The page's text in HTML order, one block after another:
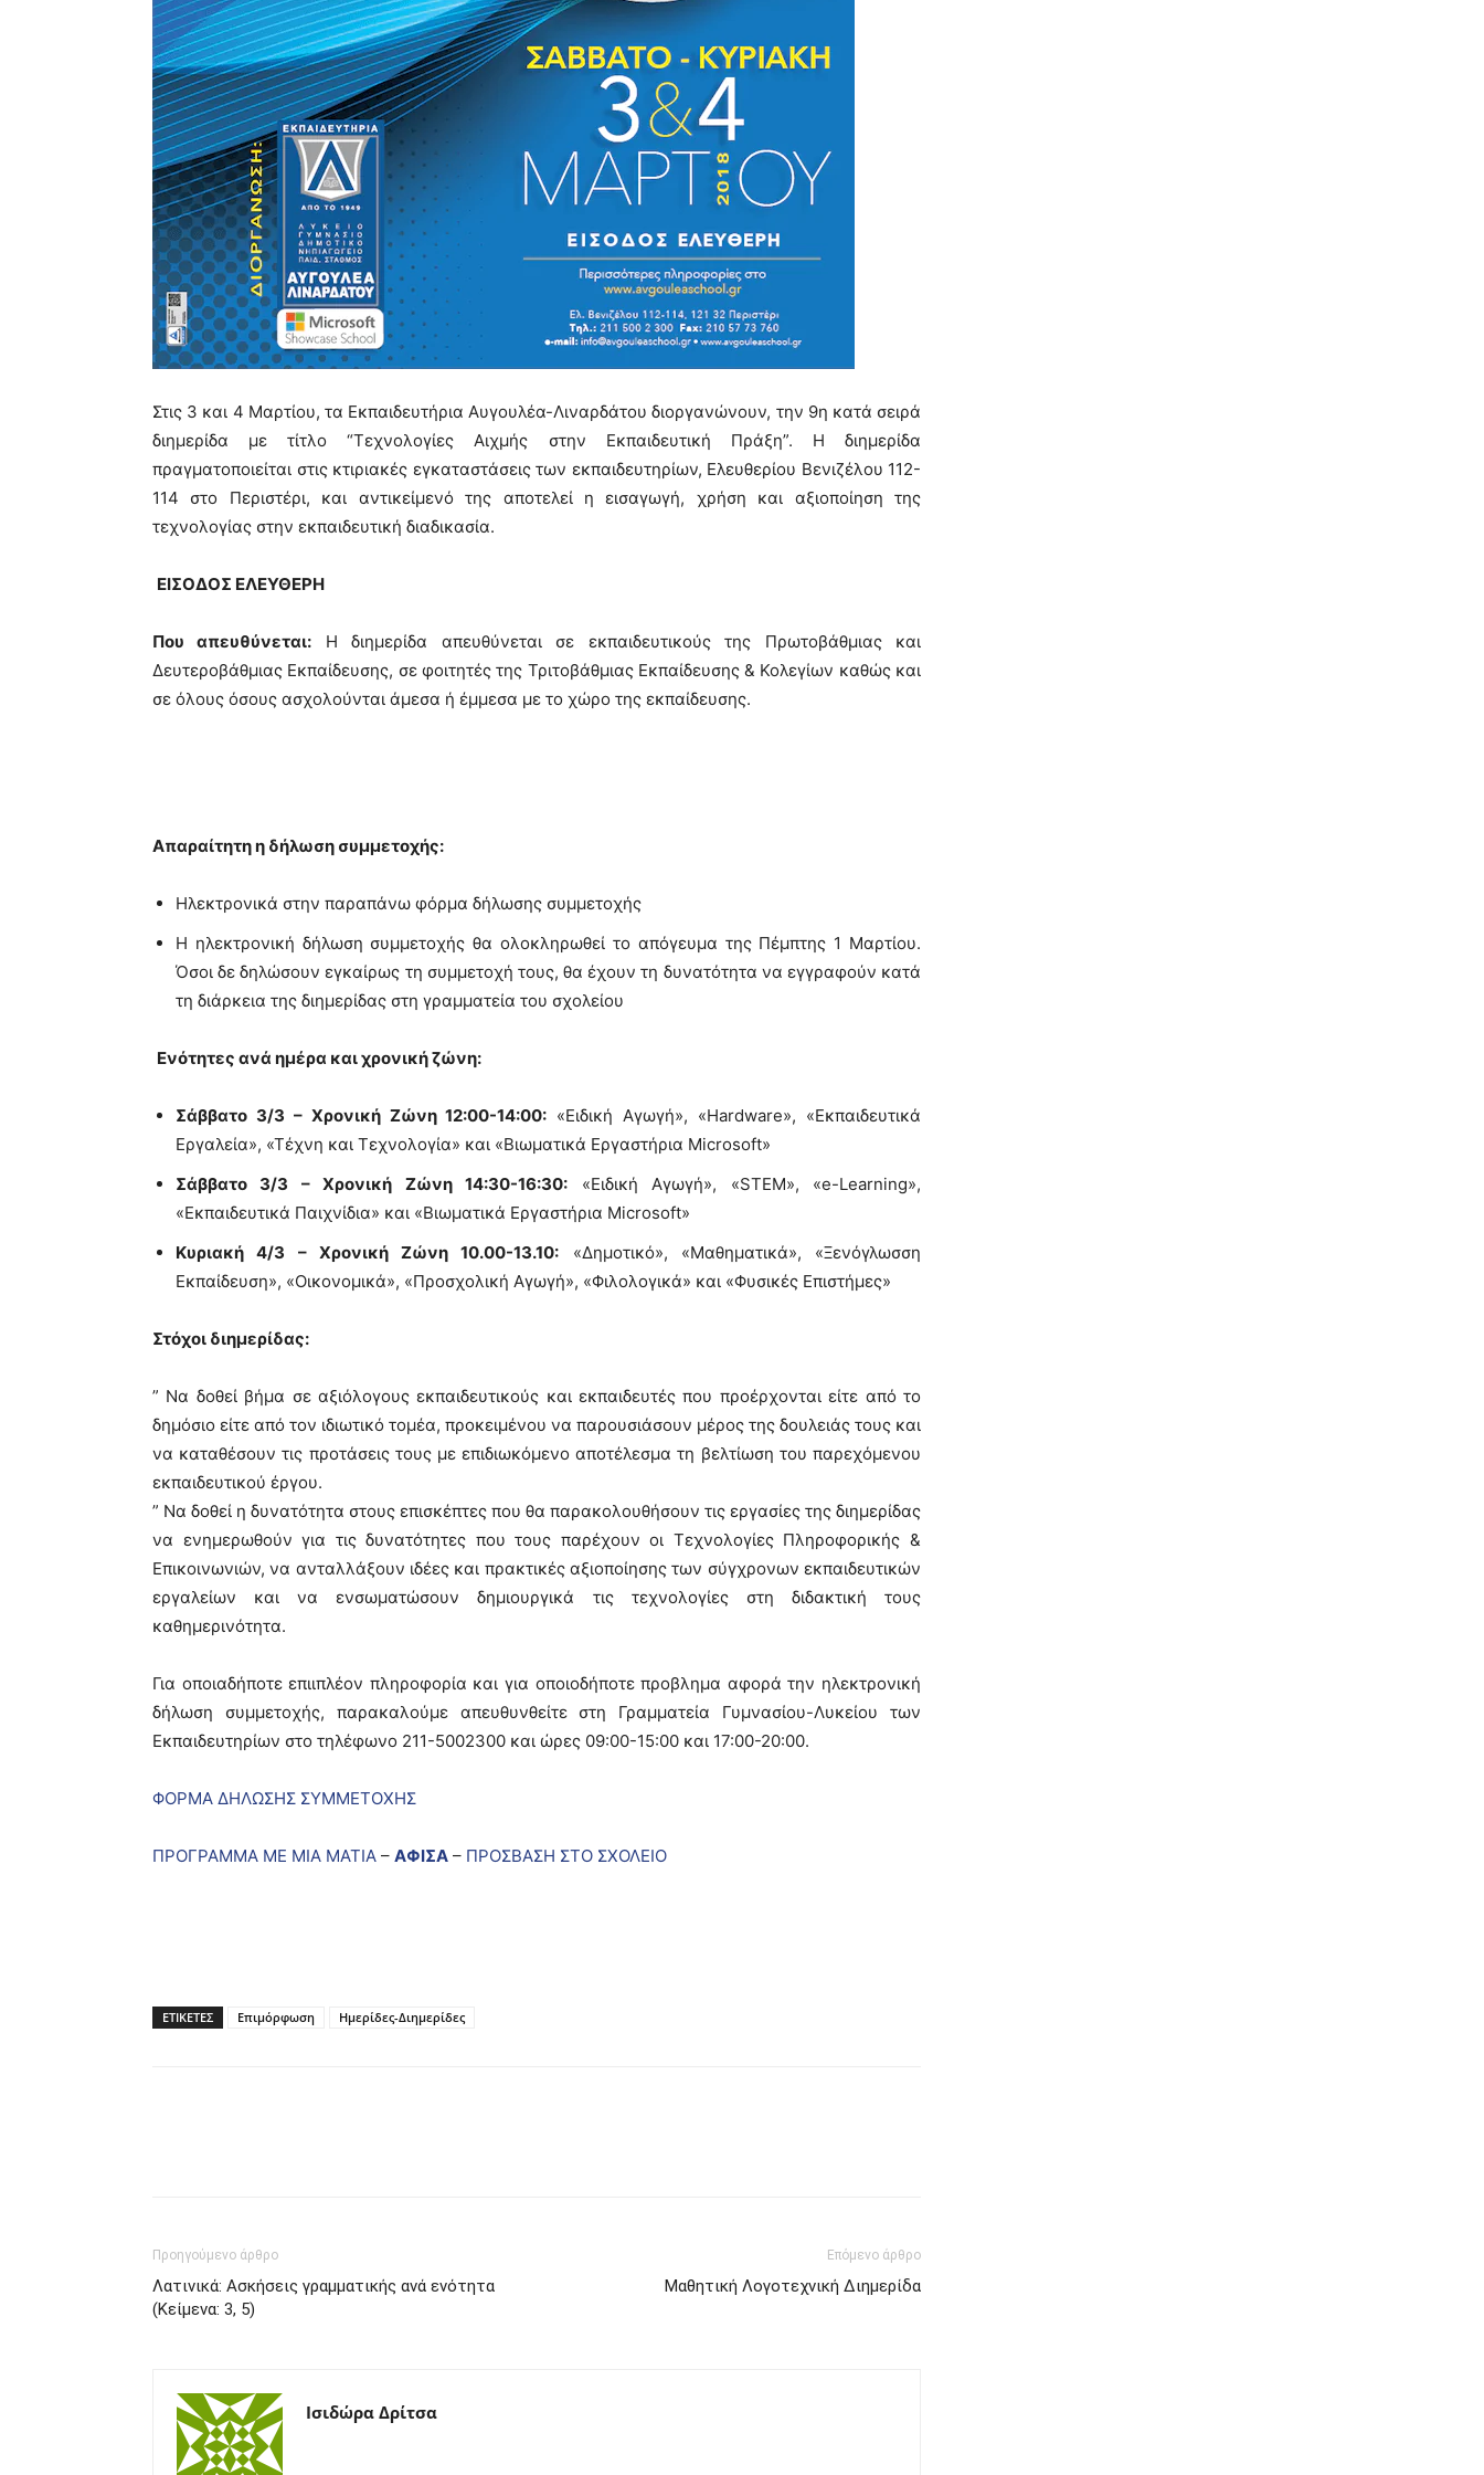
Στις 3 και 4 Μαρτίου, τα Εκπαιδευτήρια Αυγουλέα-Λιναρδάτου διοργανώνουν, την 9η κατά σειρά
διημερίδα με τίτλο “Τεχνολογίες Αιχμής στην Εκπαιδευτική Πράξη”. Η διημερίδα
πραγματοποιείται στις κτιριακές εγκαταστάσεις των εκπαιδευτηρίων, Ελευθερίου Βενιζέλου 112-
114 στο Περιστέρι, και αντικείμενό της αποτελεί η εισαγωγή, χρήση και αξιοποίηση της
τεχνολογίας στην εκπαιδευτική διαδικασία.
ΕΙΣΟΔΟΣ ΕΛΕΥΘΕΡΗ
Που απευθύνεται: Η διημερίδα απευθύνεται σε εκπαιδευτικούς της Πρωτοβάθμιας και
Δευτεροβάθμιας Εκπαίδευσης, σε φοιτητές της Τριτοβάθμιας Εκπαίδευσης & Κολεγίων καθώς και
σε όλους όσους ασχολούνται άμεσα ή έμμεσα με το χώρο της εκπαίδευσης.
Απαραίτητη η δήλωση συμμετοχής:
Ηλεκτρονικά στην παραπάνω φόρμα δήλωσης συμμετοχής
Η ηλεκτρονική δήλωση συμμετοχής θα ολοκληρωθεί το απόγευμα της Πέμπτης 1 Μαρτίου.
Όσοι δε δηλώσουν εγκαίρως τη συμμετοχή τους, θα έχουν τη δυνατότητα να εγγραφούν κατά
τη διάρκεια της διημερίδας στη γραμματεία του σχολείου
Ενότητες ανά ημέρα και χρονική ζώνη:
Σάββατο 3/3 – Χρονική Ζώνη 12:00-14:00: «Ειδική Αγωγή», «Hardware», «Εκπαιδευτικά
Εργαλεία», «Τέχνη και Τεχνολογία» και «Βιωματικά Εργαστήρια Microsoft»
Σάββατο 3/3 – Χρονική Ζώνη 14:30-16:30: «Ειδική Αγωγή», «STEM», «e-Learning»,
«Εκπαιδευτικά Παιχνίδια» και «Βιωματικά Εργαστήρια Microsoft»
Κυριακή 4/3 – Χρονική Ζώνη 10.00-13.10: «Δημοτικό», «Μαθηματικά», «Ξενόγλωσση
Εκπαίδευση», «Οικονομικά», «Προσχολική Αγωγή», «Φιλολογικά» και «Φυσικές Επιστήμες»
Στόχοι διημερίδας:
” Να δοθεί βήμα σε αξιόλογους εκπαιδευτικούς και εκπαιδευτές που προέρχονται είτε από το
δημόσιο είτε από τον ιδιωτικό τομέα, προκειμένου να παρουσιάσουν μέρος της δουλειάς τους και
να καταθέσουν τις προτάσεις τους με επιδιωκόμενο αποτέλεσμα τη βελτίωση του παρεχόμενου
εκπαιδευτικού έργου.
” Να δοθεί η δυνατότητα στους επισκέπτες που θα παρακολουθήσουν τις εργασίες της διημερίδας
να ενημερωθούν για τις δυνατότητες που τους παρέχουν οι Τεχνολογίες Πληροφορικής &
Επικοινωνιών, να ανταλλάξουν ιδέες και πρακτικές αξιοποίησης των σύγχρονων εκπαιδευτικών
εργαλείων και να ενσωματώσουν δημιουργικά τις τεχνολογίες στη διδακτική τους
καθημερινότητα.
Για οποιαδήποτε επιιπλέον πληροφορία και για οποιοδήποτε προβλημα αφορά την ηλεκτρονική
δήλωση συμμετοχής, παρακαλούμε απευθυνθείτε στη Γραμματεία Γυμνασίου-Λυκείου των
Εκπαιδευτηρίων στο τηλέφωνο 211-5002300 και ώρες 09:00-15:00 και 17:00-20:00.
ΦΟΡΜΑ ΔΗΛΩΣΗΣ ΣΥΜΜΕΤΟΧΗΣ
ΠΡΟΓΡΑΜΜΑ ΜΕ ΜΙΑ ΜΑΤΙΑ – ΑΦΙΣΑ – ΠΡΟΣΒΑΣΗ ΣΤΟ ΣΧΟΛΕΙΟ
ΕΤΙΚΕΤΕΣ Επιμόρφωση Ημερίδες-Διημερίδες
Προηγούμενο άρθρο
Λατινικά: Ασκήσεις γραμματικής ανά ενότητα
(Κείμενα: 3, 5)
Επόμενο άρθρο
Μαθητική Λογοτεχνική Διημερίδα
Ισιδώρα Δρίτσα